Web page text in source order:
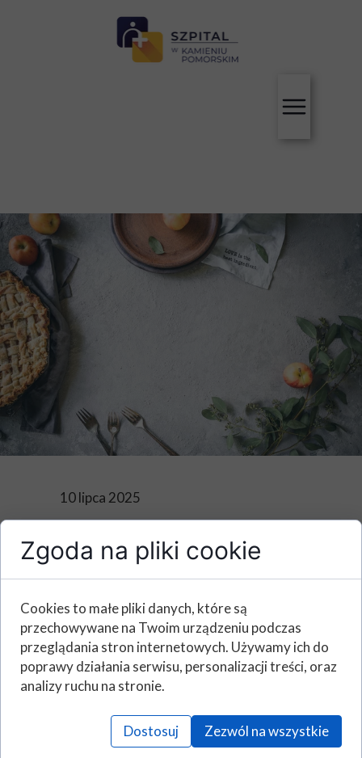
10 lipca 2025
Jadłospis
11.07.2025 -
20.07.2025
Poniżej prezentujemy jadłospisy na dni 11.07.2025 -
Zgoda na pliki cookie
Cookies to małe pliki danych, które są
przechowywane na Twoim urządzeniu podczas
przeglądania stron internetowych. Używamy ich do
poprawy działania serwisu, personalizacji treści, oraz
analizy ruchu na stronie.
Dostosuj Zezwól na wszystkie